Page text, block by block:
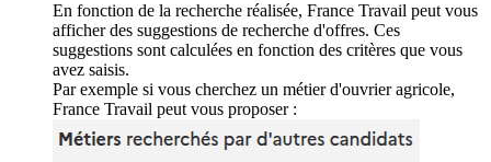
En fonction de la recherche réalisée, France Travail peut vous
afficher des suggestions de recherche d'offres. Ces
suggestions sont calculées en fonction des critères que vous
avez saisis.
Par exemple si vous cherchez un métier d'ouvrier agricole,
France Travail peut vous proposer :